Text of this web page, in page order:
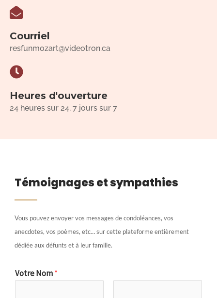
Courriel
resfunmozart@videotron.ca
Heures d'ouverture
24 heures sur 24, 7 jours sur 7
Témoignages et sympathies
Vous pouvez envoyer vos messages de condoléances, vos
anecdotes, vos poèmes, etc… sur cette plateforme entièrement
dédiée aux défunts et à leur famille.
Votre Nom*